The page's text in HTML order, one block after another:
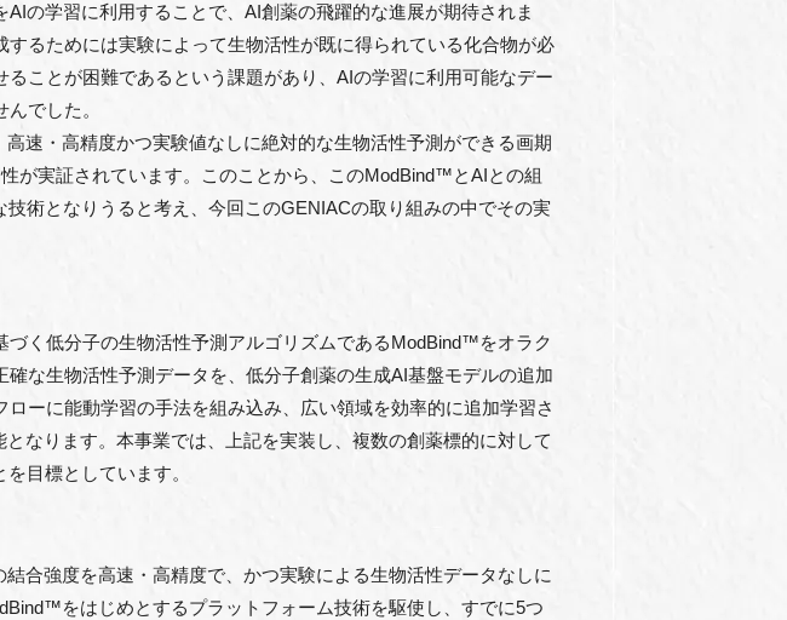
の学習に利用することで、AI創薬の飛躍的な進展が期待されま
るためには実験によって生物活性が既に得られている化合物が必
ことが困難であるという課題があり、AIの学習に利用可能なデー
でした。
速・高精度かつ実験値なしに絶対的な生物活性予測ができる画期
が実証されています。このことから、このModBind™とAIとの組
術となりうると考え、今回このGENIACの取り組みの中でその実
く低分子の生物活性予測アルゴリズムであるModBind™をオラク
な生物活性予測データを、低分子創薬の生成AI基盤モデルの追加
ーに能動学習の手法を組み込み、広い領域を効率的に追加学習さ
なります。本事業では、上記を実装し、複数の創薬標的に対して
目標としています。
合強度を高速・高精度で、かつ実験による生物活性データなしに
をはじめとするプラットフォーム技術を駆使し、すでに5つ